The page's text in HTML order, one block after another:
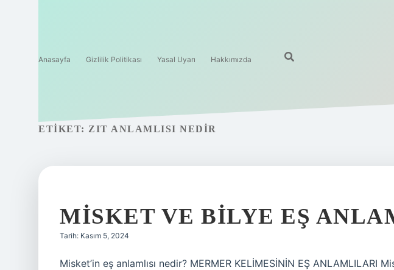
Anasayfa Gizlilik Politikası Yasal Uyarı Hakkımızda
ETIKET: ZIT ANLAMLISI NEDIR
MISKET VE BILYE EŞ
Tarih: Kasım 5, 2024
Misket’in eş anlamlısı nedir? MERMER KELİMESİNİN EŞ ANLAMLILARI